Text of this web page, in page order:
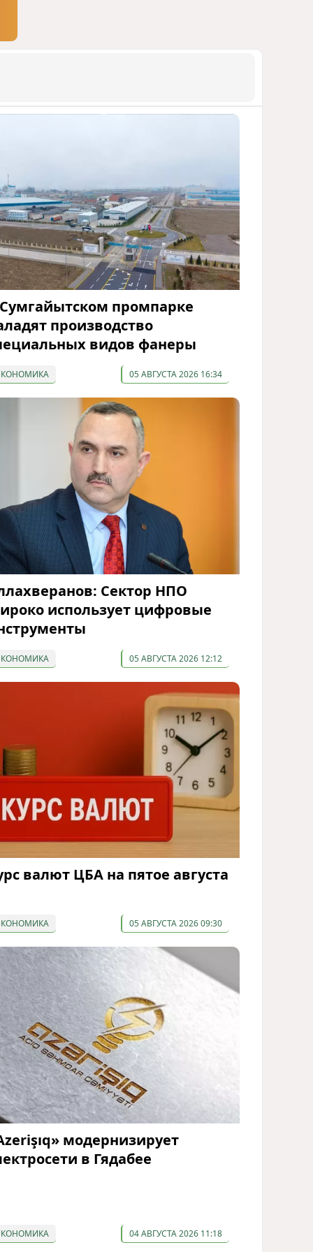
промпарке
производство
видов фанеры
05 АВГУСТА 2026 16:34
Сектор НПО
использует цифровые
05 АВГУСТА 2026 12:12
валют ЦБА на пятое августа
05 АВГУСТА 2026 09:30
модернизирует
в Гядабее
04 АВГУСТА 2026 11:18